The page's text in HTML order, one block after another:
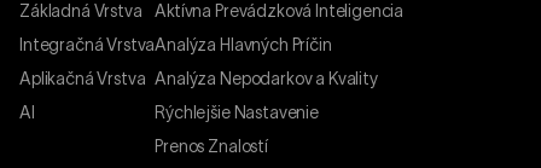
Základná Vrstva
Integračná Vrstva
Aplikačná Vrstva
AI
Aktívna Prevádzková Inteligencia
Analýza Hlavných Príčin
Analýza Nepodarkov a Kvality
Rýchlejšie Nastavenie
Prenos Znalostí